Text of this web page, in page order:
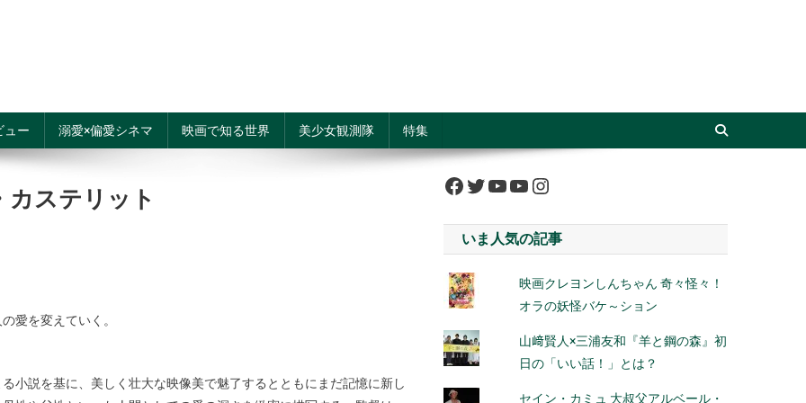
ュー 溺愛×偏愛シネマ 映画で知る世界 美少女観測隊 特集
ステリット
愛を変えていく。
小説を基に、美しく壮大な映像美で魅了するとともにまだ記憶に新し
Facebook
Twitter
YouTube
YouTube
Instagram
いま人気の記事
映画クレヨンしんちゃん 奇々怪々！
オラの妖怪バケ～ション
山﨑賢人×三浦友和『羊と鋼の森』初
日の「いい話！」とは？
セイン・カミュ 大叔父アルベール・